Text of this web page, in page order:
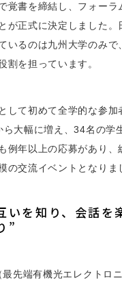
覚書を締結し、フォーラ
が正式に決定しました。
いるのは九州大学のみで
割を担っています。
して初めて全学的な参加
大幅に増え、34名の学
例年以上の応募があり、
の交流イベントとなりま
いを知り、会話を
”
先端有機光エレクトロ